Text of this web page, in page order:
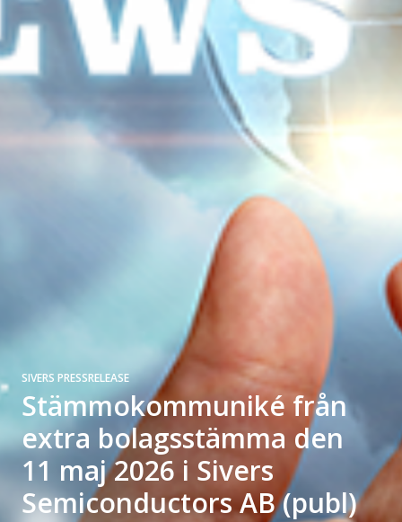
SIVERS PRESSRELEASE
Stämmokommuniké från
extra bolagsstämma den
11 maj 2026 i Sivers
Semiconductors AB (publ)